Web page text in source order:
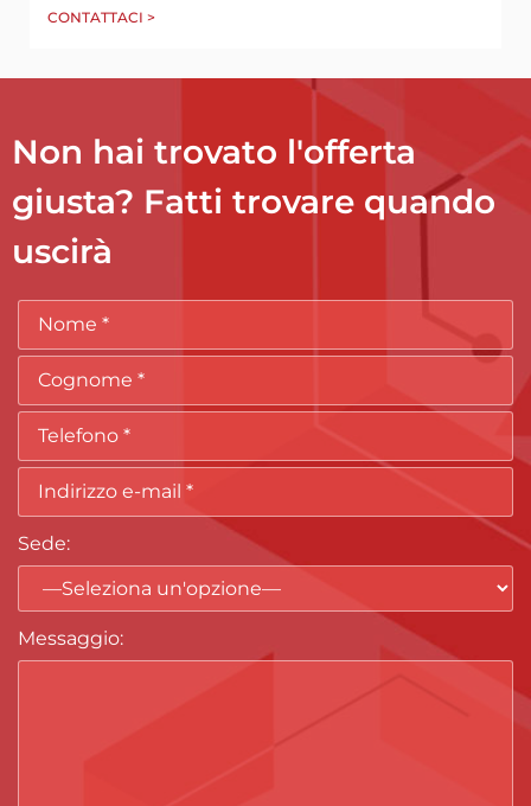
CONTATTACI >
Non hai trovato l'offerta
giusta? Fatti trovare quando
uscirà
Sede:
Messaggio: